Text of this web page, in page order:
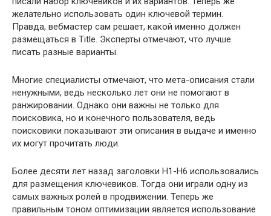
желательно использовать один ключевой термин.
Правда, вебмастер сам решает, какой именно должен
размещаться в Title. Эксперты отмечают, что лучше
писать разные варианты.
Многие специалисты отмечают, что мета-описания стали
ненужными, ведь несколько лет они не помогают в
ранжировании. Однако они важны не только для
поисковика, но и конечного пользователя, ведь
поисковики показывают эти описания в выдаче и именно
их могут прочитать люди.
Более десяти лет назад заголовки H1-H6 использовались
для размещения ключевиков. Тогда они играли одну из
самых важных ролей в продвижении. Теперь же
правильным тоном оптимизации является использование